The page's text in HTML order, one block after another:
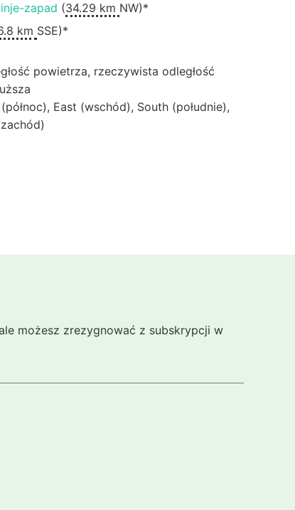
zapad (34.29 km NW)*
km SSE)*
powietrza, rzeczywista odległość
East (wschód), South (południe),
możesz zrezygnować z subskrypcji w